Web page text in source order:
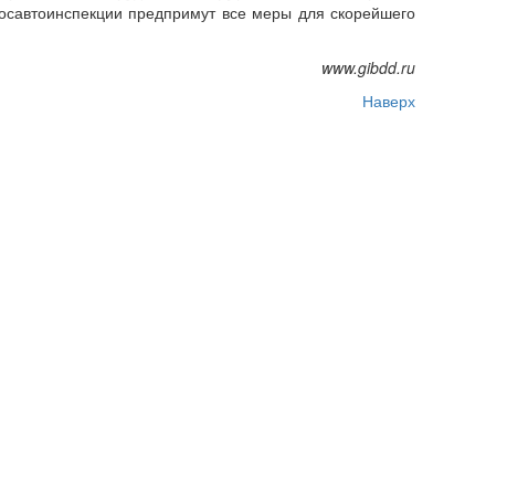
предпримут все меры для скорейшего
www.gibdd.ru
Наверх